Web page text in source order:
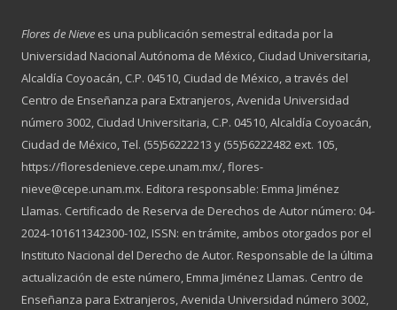
Flores de Nieve es una publicación semestral editada por la
Universidad Nacional Autónoma de México, Ciudad Universitaria,
Alcaldía Coyoacán, C.P. 04510, Ciudad de México, a través del
Centro de Enseñanza para Extranjeros, Avenida Universidad
número 3002, Ciudad Universitaria, C.P. 04510, Alcaldía Coyoacán,
Ciudad de México, Tel. (55)56222213 y (55)56222482 ext. 105,
https://floresdenieve.cepe.unam.mx/, flores-
nieve@cepe.unam.mx. Editora responsable: Emma Jiménez
Llamas. Certificado de Reserva de Derechos de Autor número: 04-
2024-101611342300-102, ISSN: en trámite, ambos otorgados por el
Instituto Nacional del Derecho de Autor. Responsable de la última
actualización de este número, Emma Jiménez Llamas. Centro de
Enseñanza para Extranjeros, Avenida Universidad número 3002,